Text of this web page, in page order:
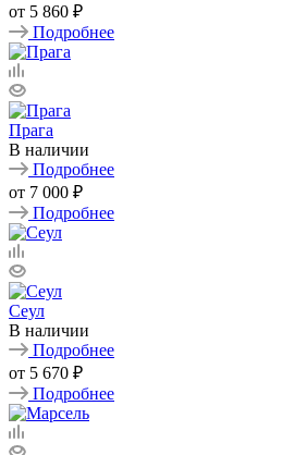
от 5 860 ₽
Подробнее
Прага
В наличии
Подробнее
от 7 000 ₽
Подробнее
Сеул
В наличии
Подробнее
от 5 670 ₽
Подробнее